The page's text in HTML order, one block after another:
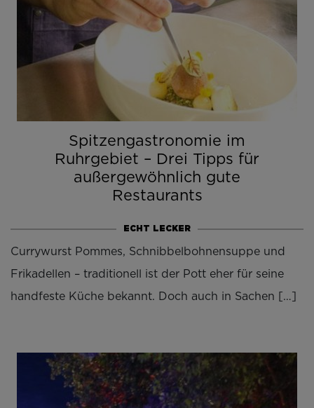
Spitzengastronomie im
Ruhrgebiet – Drei Tipps für
außergewöhnlich gute
Restaurants
ECHT LECKER
Currywurst Pommes, Schnibbelbohnensuppe und
Frikadellen – traditionell ist der Pott eher für seine
handfeste Küche bekannt. Doch auch in Sachen […]